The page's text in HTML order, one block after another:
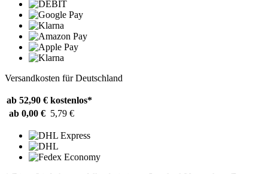
Versandkosten für Deutschland
ab 52,90 € kostenlos*
ab 0,00 € 5,79 €